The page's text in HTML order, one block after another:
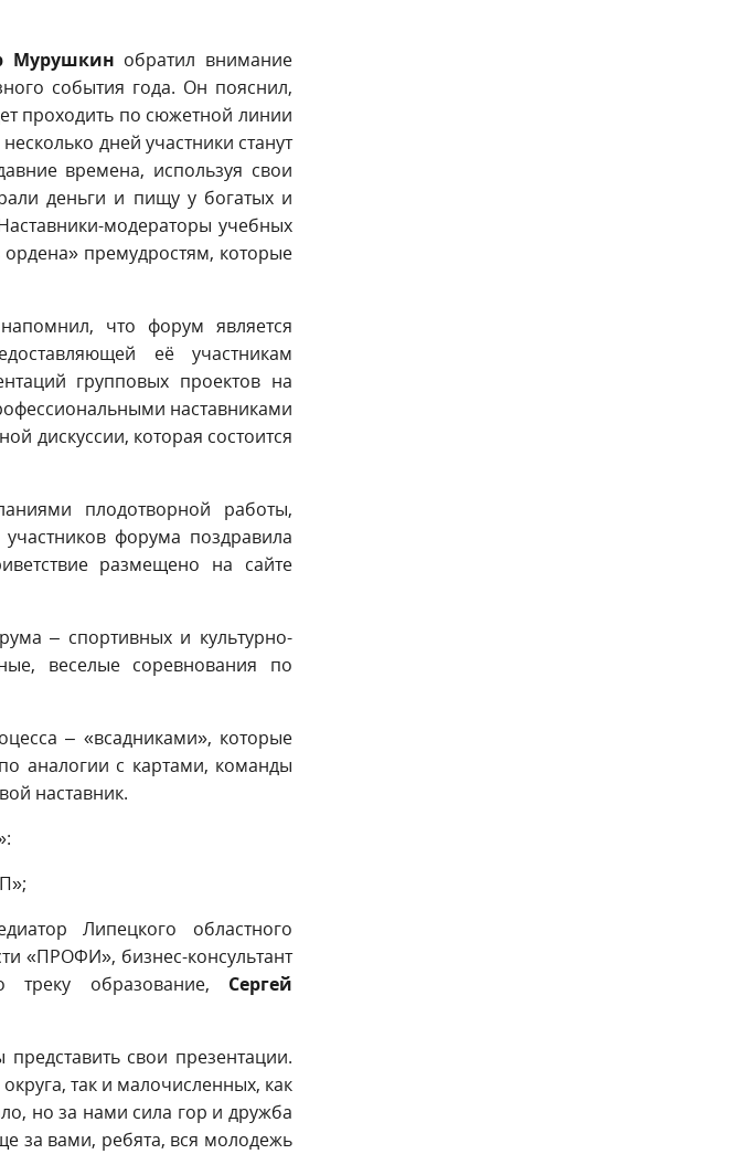
Мурушкин обратил внимание
события года. Он пояснил,
проходить по сюжетной линии
дней участники станут
времена, используя свои
деньги и пищу у богатых и
модераторы учебных
премудростям, которые
напомнил, что форум является
её участникам
групповых проектов на
наставниками
дискуссии, которая состоится
плодотворной работы,
форума поздравила
размещено на сайте
­– спортивных и культурно-
веселые соревнования по
– «всадниками», которые
аналогии с картами, команды
наставник.
Липецкого областного
«ПРОФИ», бизнес-консультант
образование, Сергей
свои презентации.
так и малочисленных, как
но за нами сила гор и дружба
за вами, ребята, вся молодежь